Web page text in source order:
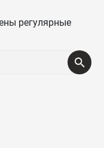
регулярные